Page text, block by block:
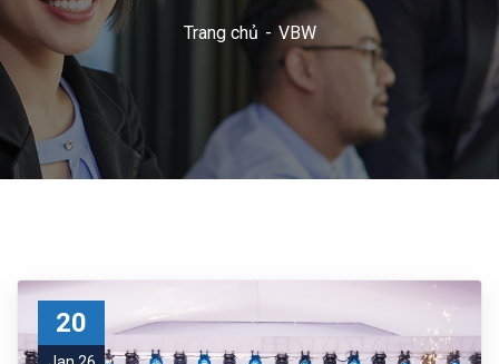
Trang chủ VBW
20